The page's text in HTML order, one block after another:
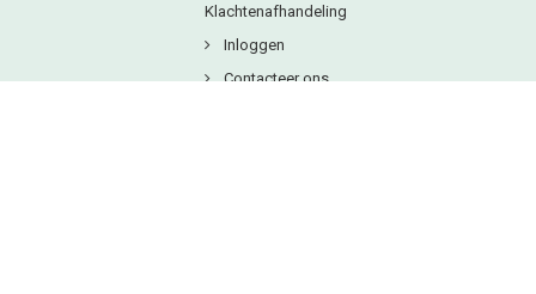
Klachtenafhandeling
Inloggen
Contacteer ons